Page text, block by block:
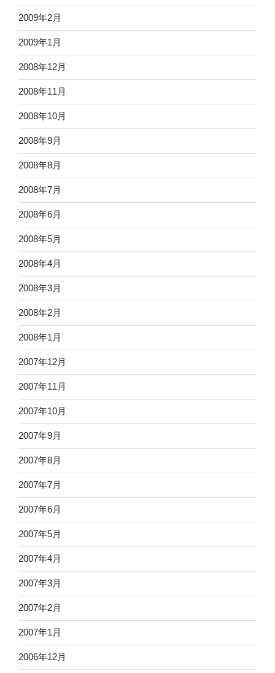
2009年2月
2009年1月
2008年12月
2008年11月
2008年10月
2008年9月
2008年8月
2008年7月
2008年6月
2008年5月
2008年4月
2008年3月
2008年2月
2008年1月
2007年12月
2007年11月
2007年10月
2007年9月
2007年8月
2007年7月
2007年6月
2007年5月
2007年4月
2007年3月
2007年2月
2007年1月
2006年12月